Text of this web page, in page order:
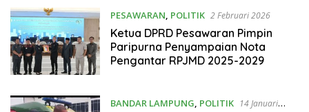
PESAWARAN POLITIK 2 Februari 2026
Ketua DPRD Pesawaran Pimpin
Paripurna Penyampaian Nota
Pengantar RPJMD 2025-2029
BANDAR LAMPUNG, POLITIK
14 Januari